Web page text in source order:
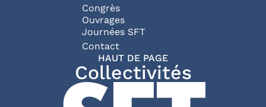
Congrès
Ouvrages
Journées SFT
Pied de page
Contact
HAUT DE PAGE
Collectivités